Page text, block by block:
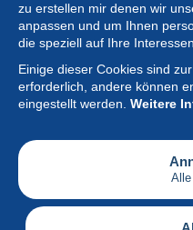
zu erstellen mir denen wir
anpassen und um Ihnen
die speziell auf Ihre
Einige dieser Cookies sind
erforderlich, andere können
eingestellt werden. Weitere
Sammlung
Neuigkeiten
Artikel
Gesellschaft
Serviceleistungen
Schreiben